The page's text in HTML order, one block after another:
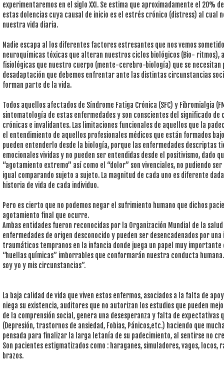
experimentaremos en el siglo XXI. Se estima que aproximadamente el 20%
estas dolencias cuya causal de inicio es el estrés crónico (distress) al cual
nuestra vida diaria.
Nadie escapa al los diferentes factores estresantes que nos vemos
neuroquímicas tóxicas que alteran nuestros ciclos biológicos (Bio- ritmos),
fisiológicas que nuestro cuerpo (mente-cerebro-biología) que se
desadaptación que debemos enfrentar ante las distintas circunstancias
forman parte de la vida.
Todos aquellos afectados de Síndrome Fatiga Crónica (SFC) y Fibromialgia
sintomatología de estas enfermedades y son conscientes del significado de
crónicas e invalidantes. Las limitaciones funcionales de aquellos que la
el entendimiento de aquellos profesionales médicos que están formados
pueden entenderlo desde la biología, porque las enfermedades descriptas
emocionales vividas y no pueden ser entendidas desde el positivismo, dado
“agotamiento extremo” así como el “dolor” son vivenciales, no pudiendo
igual comparando sujeto a sujeto. La magnitud de cada uno es diferente
historia de vida de cada individuo.
Pero es cierto que no podemos negar el sufrimiento humano que dichos
agotamiento final que ocurre.
Ambas entidades fueron reconocidas por la Organización Mundial de la
enfermedades de origen desconocido y pueden ser desencadenados por
traumáticos tempranos en la infancia donde juega un papel muy
“huellas químicas” imborrables que conformarán nuestra conducta humana.
soy yo y mis circunstancias”.
La baja calidad de vida que viven estos enfermos, asociados a la falta de
niega su existencia, auditores que no autorizan los estudios que pueden
de la comprensión social, genera una desesperanza y falta de expectativas
(Depresión, trastornos de ansiedad, Fobias, Pánicos,etc.) haciendo que
pensada para finalizar la larga letanía de su padecimiento, al sentirse no
Son pacientes estigmatizados como : haraganes, simuladores, vagos, locos,
brazos.